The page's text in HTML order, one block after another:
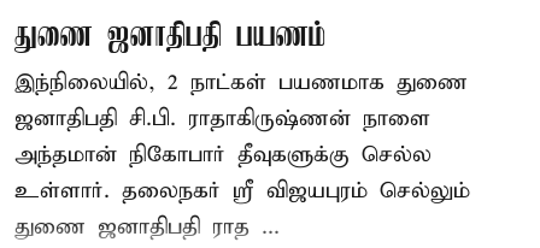
துணை ஜனாதிபதி பயணம்
இந்நிலையில், 2 நாட்கள் பயணமாக துணை
ஜனாதிபதி சி.பி. ராதாகிருஷ்ணன் நாளை
அந்தமான் நிகோபார் தீவுகளுக்கு செல்ல
உள்ளார். தலைநகர் ஸ்ரீ விஜயபுரம் செல்லும்
துணை ஜனாதிபதி ராத ...